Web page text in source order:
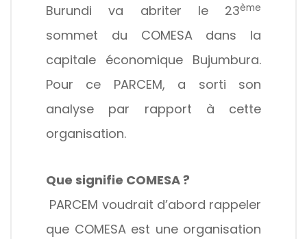
Burundi va abriter le 23ème
sommet du COMESA dans la
capitale économique Bujumbura.
Pour ce PARCEM, a sorti son
analyse par rapport à cette
organisation.
Que signifie COMESA ?
PARCEM voudrait d’abord rappeler
que COMESA est une organisation